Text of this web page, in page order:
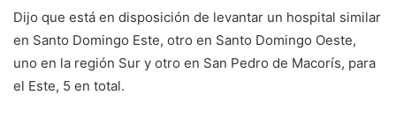
Dijo que está en disposición de levantar un hospital similar
en Santo Domingo Este, otro en Santo Domingo Oeste,
uno en la región Sur y otro en San Pedro de Macorís, para
el Este, 5 en total.